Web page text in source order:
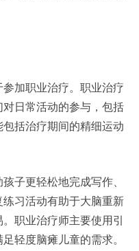
加职业治疗。职业治疗
日常活动的参与，包括
括治疗期间的精细运动
子更轻松地完成写作、
习活动有助于大脑重新
职业治疗师主要使用引
轻度脑瘫儿童的需求。